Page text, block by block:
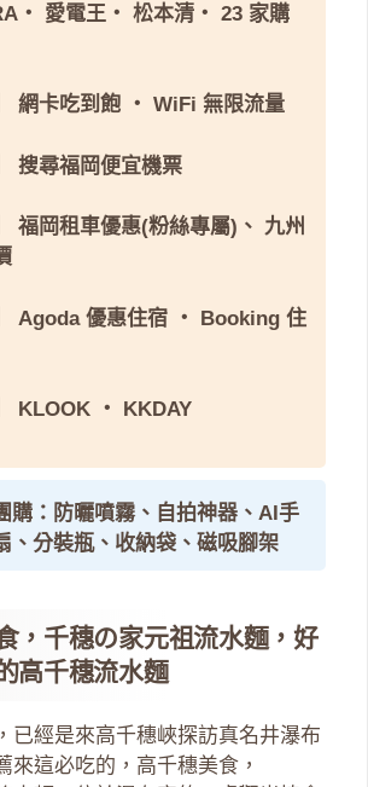
・ 愛電王 ・ 松本清 ・ 23 家購
網卡吃到飽 ・ WiFi 無限流量
搜尋福岡便宜機票
福岡租車優惠(粉絲專屬) 、 九州
Agoda 優惠住宿 ・ Booking 住
KLOOK ・ KKDAY
購：防曬噴霧、自拍神器、AI手
、分裝瓶、收納袋、磁吸腳架
，千穗の家元祖流水麵，好
高千穗流水麵
已經是來高千穗峽探訪真名井瀑布
來這必吃的，高千穗美食，